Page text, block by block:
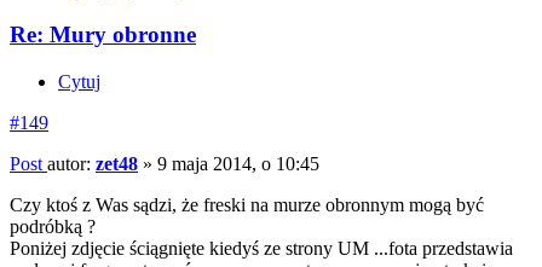
Re: Mury obronne
Cytuj
#149
Post autor: zet48 » 9 maja 2014, o 10:45
Czy ktoś z Was sądzi, że freski na murze obronnym mogą być
podróbką ?
Poniżej zdjęcie ściągnięte kiedyś ze strony UM ...fota przedstawia